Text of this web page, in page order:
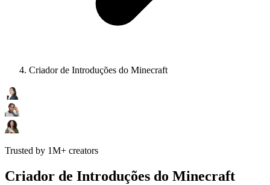
Criador de Introduções do Minecraft
Trusted by 1M+ creators
Criador de Introduções do Minecraft